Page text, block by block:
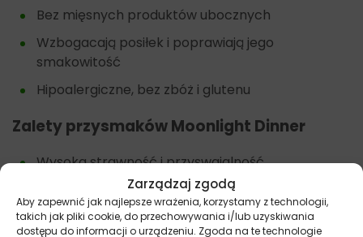
Zarządzaj zgodą
Aby zapewnić jak najlepsze wrażenia, korzystamy z technologii,
takich jak pliki cookie, do przechowywania i/lub uzyskiwania
dostępu do informacji o urządzeniu. Zgoda na te technologie
Bez mięsnych produktów ubocznych
Wzbogacają posiłek i poprawiają jego
smakowitość
Hipoalergiczne, bez zbóż i glutenu
Zalety przysmaków Moonlight Dinner
Wysoka strawność i przyswajalność
Doskonała przekąska między posiłkami
Poprawiają smakowitość karmy.